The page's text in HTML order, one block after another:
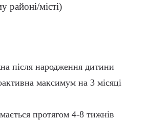
районі/місті)
після народження дитини
максимум на 3 місяці
протягом 4-8 тижнів